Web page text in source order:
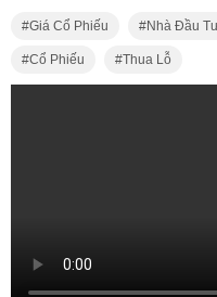
Giá Cổ Phiếu Nhà Đầu
Cổ Phiếu Thua Lỗ